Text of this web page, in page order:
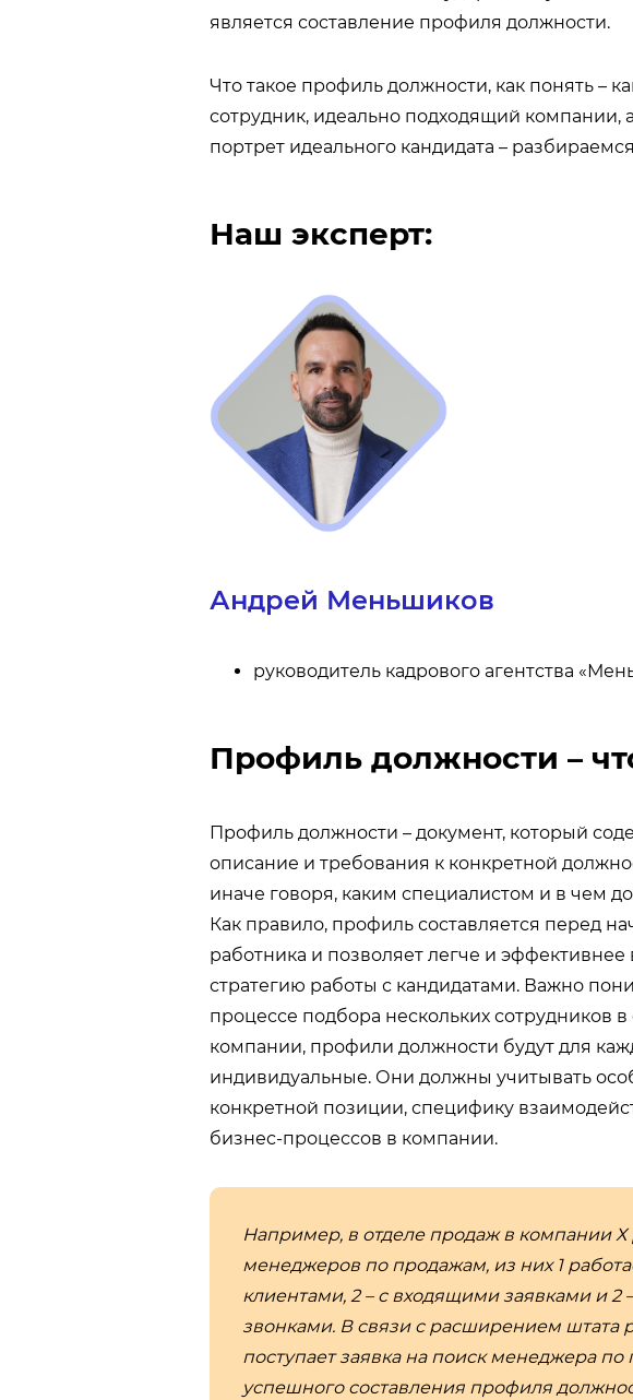
является составление профиля должности.
Что такое профиль должности, как понять –
сотрудник, идеально подходящий компании, а
портрет идеального кандидата –
Наш эксперт:
Андрей Меньшиков
руководитель кадрового агентства
Профиль должности –
Профиль должности – документ, который
описание и требования к конкретной
иначе говоря, каким специалистом и в чем
Как правило, профиль составляется перед
работника и позволяет легче и эффективнее
стратегию работы с кандидатами. Важно
процессе подбора нескольких сотрудников
компании, профили должности будут для
индивидуальные. Они должны учитывать
конкретной позиции, специфику
бизнес-процессов в компании.
Например, в отделе продаж в компании Х
менеджеров по продажам, из них 1
клиентами, 2 – с входящими заявками и 2
звонками. В связи с расширением штата
поступает заявка на поиск менеджера
успешного составления профиля